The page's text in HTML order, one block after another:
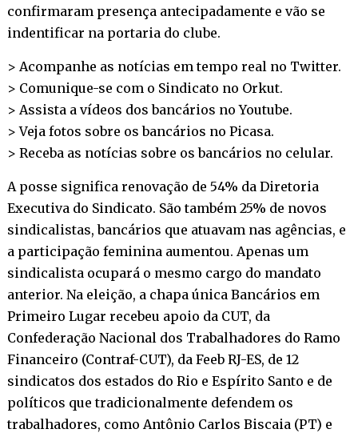
confirmaram presença antecipadamente e vão se
indentificar na portaria do clube.
> Acompanhe as notícias em tempo real no Twitter.
> Comunique-se com o Sindicato no Orkut.
> Assista a vídeos dos bancários noYoutube.
> Veja fotos sobre os bancários no Picasa.
> Receba as notícias sobre os bancários no celular.
A posse significa renovação de 54% da Diretoria
Executiva do Sindicato. São também 25% de novos
sindicalistas, bancários que atuavam nas agências, e
a participação feminina aumentou. Apenas um
sindicalista ocupará o mesmo cargo do mandato
anterior. Na eleição, a chapa única Bancários em
Primeiro Lugar recebeu apoio da CUT, da
Confederação Nacional dos Trabalhadores do Ramo
Financeiro (Contraf-CUT), da Feeb RJ-ES, de 12
sindicatos dos estados do Rio e Espírito Santo e de
políticos que tradicionalmente defendem os
trabalhadores, como Antônio Carlos Biscaia (PT) e